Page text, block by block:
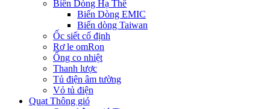
Biến Dòng Hạ Thế
Biến Dòng EMIC
Biến dòng Taiwan
Ốc siết cố định
Rơ le omRon
Ống co nhiệt
Thanh lược
Tủ điện âm tường
Vỏ tủ điện
Quạt Thông gió